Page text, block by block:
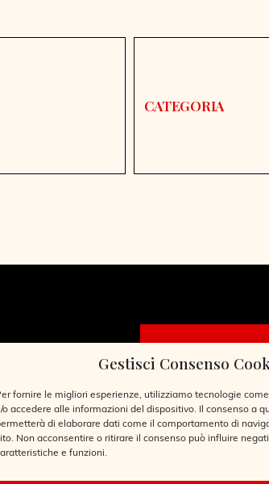
Gestisci Consenso
fornire le migliori esperienze, utilizziamo tecnologie
o accedere alle informazioni del dispositivo. Il consenso a
di elaborare dati come il comportamento di
Non acconsentire o ritirare il consenso può influire
e funzioni.
CATEGORIA